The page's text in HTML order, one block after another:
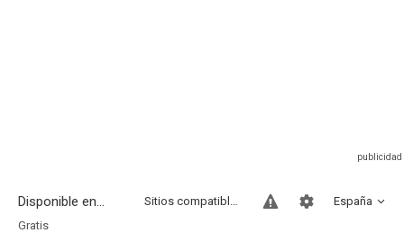
Disponible en... España
Sitios compatibles
Gratis